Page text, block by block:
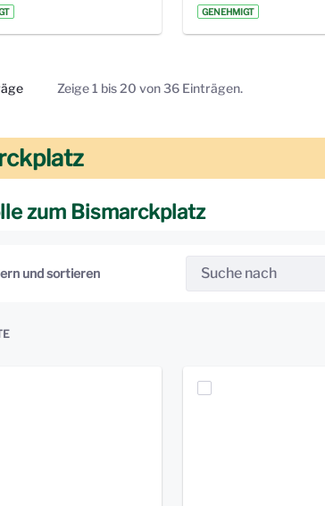
GENEHMIGT
Seite Zeige 1 bis 20 von 36 Einträgen.
zum Bismarckplatz
auswählen
und sortieren